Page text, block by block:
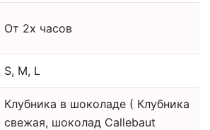
От 2х часов
S, M, L
Клубника в шоколаде ( Клубника
свежая, шоколад Callebaut